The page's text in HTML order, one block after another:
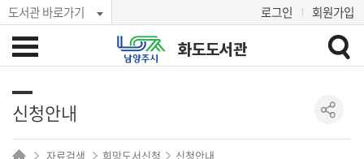
도서관 바로가기 로그인 회원가입
화도도서관
신청안내
자료검색 희망도서신청 신청안내